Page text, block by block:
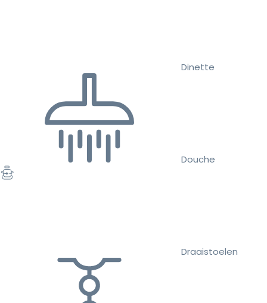
Dinette
Douche
Draaistoelen